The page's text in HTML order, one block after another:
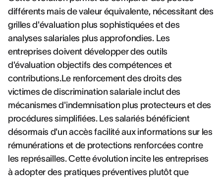
différents mais de valeur équivalente, nécessitant des
grilles d'évaluation plus sophistiquées et des
analyses salariales plus approfondies. Les
entreprises doivent développer des outils
d'évaluation objectifs des compétences et
contributions.Le renforcement des droits des
victimes de discrimination salariale inclut des
mécanismes d'indemnisation plus protecteurs et des
procédures simplifiées. Les salariés bénéficient
désormais d'un accès facilité aux informations sur les
rémunérations et de protections renforcées contre
les représailles. Cette évolution incite les entreprises
à adopter des pratiques préventives plutôt que